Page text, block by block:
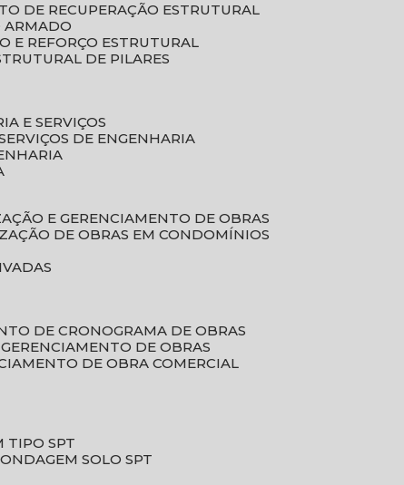
DE RECUPERAÇÃO ESTRUTURAL
ARMADO
E REFORÇO ESTRUTURAL
DE PILARES
E SERVIÇOS
DE ENGENHARIA
E GERENCIAMENTO DE OBRAS
DE OBRAS EM CONDOMÍNIOS
DE CRONOGRAMA DE OBRAS
GERENCIAMENTO DE OBRAS
DE OBRA COMERCIAL
TIPO SPT
SONDAGEM SOLO SPT